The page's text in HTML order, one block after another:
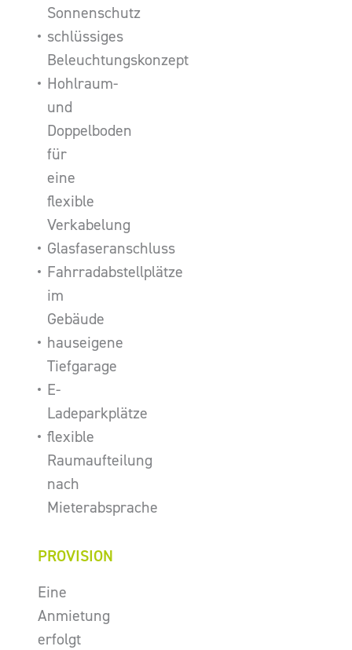
Sonnenschutz
schlüssiges
Beleuchtungskonzept
Hohlraum-
und
Doppelboden
für
eine
flexible
Verkabelung
Glasfaseranschluss
Fahrradabstellplätze
im
Gebäude
hauseigene
Tiefgarage
E-
Ladeparkplätze
flexible
Raumaufteilung
nach
Mieterabsprache
PROVISION
Eine
Anmietung
erfolgt